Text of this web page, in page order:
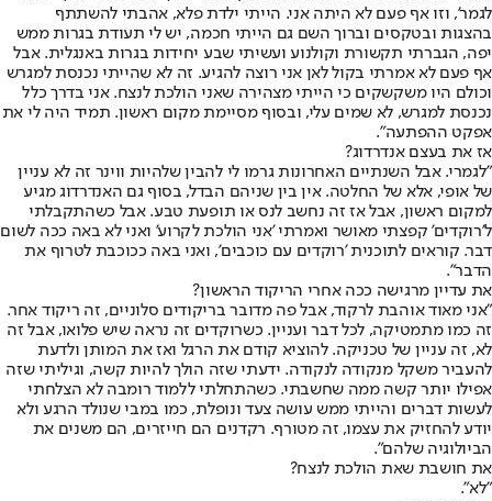
לגמר', וזו אף פעם לא היתה אני. הייתי ילדת פלא, אהבתי להשתתף
בהצגות ובטקסים וברוך השם גם הייתי חכמה, יש לי תעודת בגרות ממש
יפה, הגברתי תקשורת וקולנוע ועשיתי שבע יחידות בגרות באנגלית. אבל
אף פעם לא אמרתי בקול לאן אני רוצה להגיע. זה לא שהייתי נכנסת למגרש
וכולם היו משקשקים כי הייתי מצהירה שאני הולכת לנצח. אני בדרך כלל
נכנסת למגרש, לא שמים עלי, ובסוף מסיימת מקום ראשון. תמיד היה לי את
אפקט ההפתעה".
אז את בעצם אנדרדוג?
"לגמרי. אבל השנתיים האחרונות גרמו לי להבין שלהיות ווינר זה לא עניין
של אופי, אלא של החלטה. אין בין שניהם הבדל, בסוף גם האנדרדוג מגיע
למקום ראשון, אבל אז זה נחשב לנס או תופעת טבע. אבל כשהתקבלתי
ל'רוקדים' קפצתי מאושר ואמרתי 'אני הולכת לקרוע' ואני לא באה ככה לשום
דבר. קוראים לתוכנית 'רוקדים עם כוכבים', ואני באה ככוכבת לטרוף את
הדבר".
את עדיין מרגישה ככה אחרי הריקוד הראשון?
"אני מאוד אוהבת לרקוד, אבל פה מדובר בריקודים סלוניים, זה ריקוד אחר.
זה כמו מתמטיקה, לכל דבר ועניין. כשרוקדים זה נראה שיש פלואו, אבל זה
לא, זה עניין של טכניקה. להוציא קודם את הרגל ואז את המותן ולדעת
להעביר משקל מנקודה לנקודה. ידעתי שזה הולך להיות קשה, וגיליתי שזה
אפילו יותר קשה ממה שחשבתי. כשהתחלתי ללמוד רומבה לא הצלחתי
לעשות דברים והייתי ממש עושה צעד ונופלת, כמו במבי שנולד הרגע ולא
יודע להחזיק את עצמו, זה מטורף. רקדנים הם חייזרים, הם משנים את
הביולוגיה שלהם".
את חושבת שאת הולכת לנצח?
"לא".